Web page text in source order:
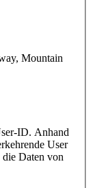
Mountain
ID. Anhand
User
die Daten von